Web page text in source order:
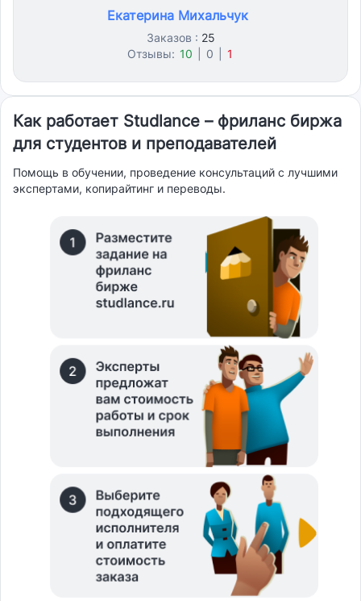
Екатерина Михальчук
Заказов : 25
Отзывы: 10 0 1
Как работает Studlance – фриланс биржа
для студентов и преподавателей
Помощь в обучении, проведение консультаций с лучшими
экспертами, копирайтинг и переводы.